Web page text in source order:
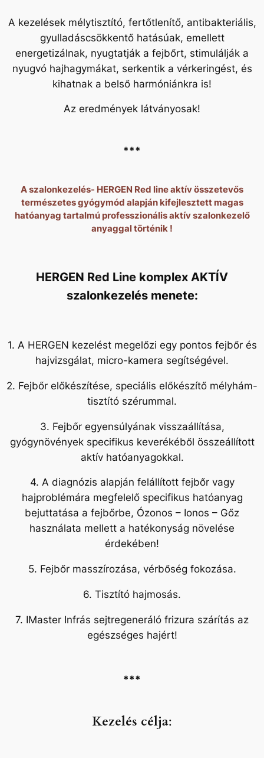
A kezelések mélytisztító, fertőtlenítő, antibakteriális,
gyulladáscsökkentő hatásúak, emellett
energetizálnak, nyugtatják a fejbőrt, stimulálják a
nyugvó hajhagymákat, serkentik a vérkeringést, és
kihatnak a belső harmóniánkra is!
Az eredmények látványosak!
***
A szalonkezelés- HERGEN Red line aktív összetevős
természetes gyógymód alapján kifejlesztett magas
hatóanyag tartalmú professzionális aktív szalonkezelő
anyaggal történik !
HERGEN Red Line komplex AKTÍV
szalonkezelés menete:
1. A HERGEN kezelést megelőzi egy pontos fejbőr és
hajvizsgálat, micro-kamera segítségével.
2. Fejbőr előkészítése, speciális előkészítő mélyhám-
tisztító szérummal.
3. Fejbőr egyensúlyának visszaállítása,
gyógynövények specifikus keverékéből összeállított
aktív hatóanyagokkal.
4. A diagnózis alapján felállított fejbőr vagy
hajproblémára megfelelő specifikus hatóanyag
bejuttatása a fejbőrbe, Ózonos – Ionos – Gőz
használata mellett a hatékonyság növelése
érdekében!
5. Fejbőr masszírozása, vérbőség fokozása.
6. Tisztító hajmosás.
7. IMaster Infrás sejtregeneráló frizura szárítás az
egészséges hajért!
***
Kezelés célja: